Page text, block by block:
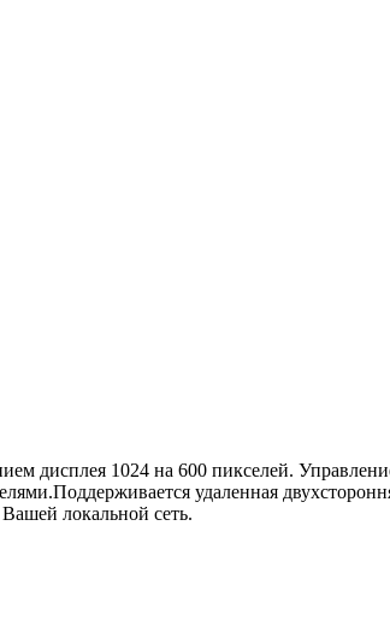
дисплея 1024 на 600 пикселей.
удаленная
локальной сеть.